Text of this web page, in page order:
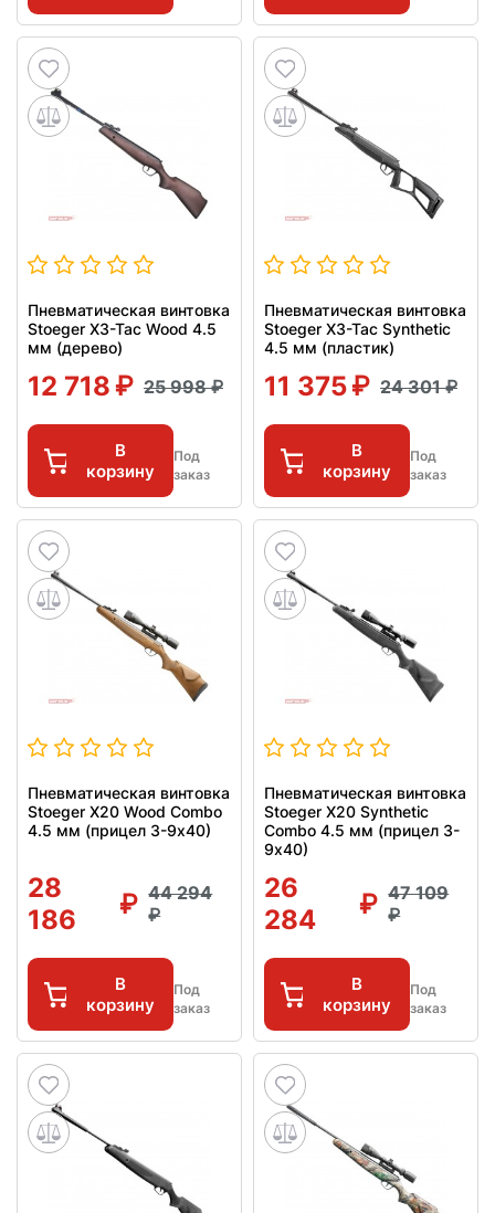
Пневматическая винтовка
Stoeger X3-Tac Wood 4.5
мм (дерево)
12 718 25 998
В
корзину
Под
заказ
Пневматическая винтовка
Stoeger X3-Tac Synthetic
4.5 мм (пластик)
11 375 24 301
В
корзину
Под
заказ
Пневматическая винтовка
Stoeger X20 Wood Combo
4.5 мм (прицел 3-9х40)
28
186
44 294
В
корзину
Под
заказ
Пневматическая винтовка
Stoeger X20 Synthetic
Combo 4.5 мм (прицел 3-
9х40)
26
284
47 109
В
корзину
Под
заказ